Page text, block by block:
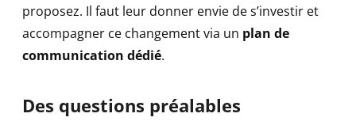
proposez. Il faut leur donner envie de s’investir et
accompagner ce changement via un plan de
communication dédié.
Des questions préalables